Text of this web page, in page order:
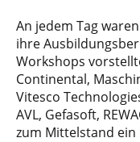
An jedem Tag
ihre
Workshops
Continental,
Vitesco
AVL, Gefasoft,
zum Mittelstand